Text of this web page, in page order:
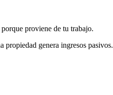
proviene de tu trabajo.
propiedad genera ingresos pasivos.